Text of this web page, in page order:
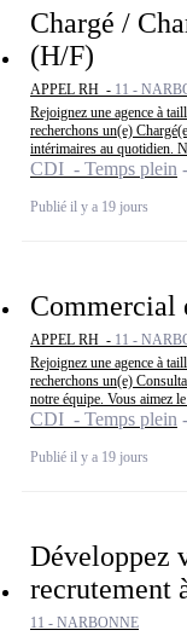
Chargé /
(H/F)
APPEL RH - 11 -
Rejoignez une agence à
recherchons un(e)
intérimaires au quotidien.
CDI - Temps plein
Publié il y a 19 jours
Commercial
APPEL RH - 11 -
Rejoignez une agence à
recherchons un(e)
notre équipe. Vous aimez
CDI - Temps plein
Publié il y a 19 jours
Développez
recrutement
11 - NARBONNE